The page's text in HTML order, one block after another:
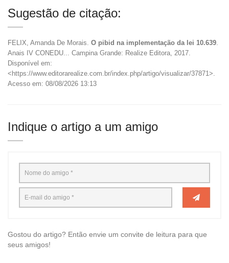
Sugestão de citação:
FELIX, Amanda De Morais. O pibid na implementação da lei 10.639
Anais IV CONEDU... Campina Grande: Realize Editora, 2017.
Disponível em:
<https://www.editorarealize.com.br/index.php/artigo/visualizar/37871>.
Acesso em: 08/08/2026 13:13
Indique o artigo a um amigo
Gostou do artigo? Então envie um convite de leitura para que
seus amigos!